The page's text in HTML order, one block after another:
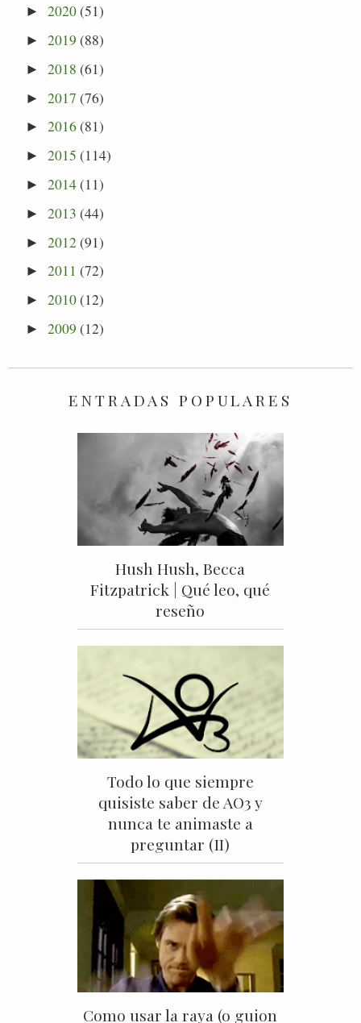
►2020(51)
►2019 (88)
►2018 (61)
►2017 (76)
►2016(81)
►2015 (114)
►2014(11)
►2013 (44)
►2012(91)
►2011 (72)
►2010(12)
►2009 (12)
ENTRADAS POPULARES
Hush Hush, Becca
Fitzpatrick | Qué leo, qué
reseño
Todo lo que siempre
quisiste saber de AO3 y
nunca te animaste a
preguntar (II)
Como usar la raya (o guion